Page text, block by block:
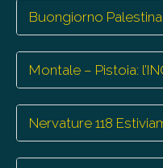
Buongiorno Palestina
Montale – Pistoia:
Nervature 118